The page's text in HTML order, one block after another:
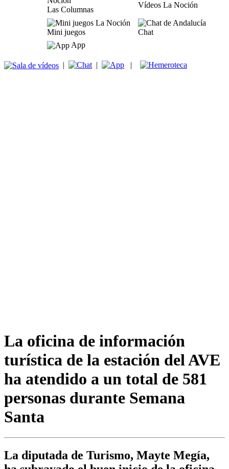
Las Columnas
Vídeos La Noción
Mini juegos
Chat
App
| | |
La oficina de información
turística de la estación del AVE
ha atendido a un total de 581
personas durante Semana
Santa
La diputada de Turismo, Mayte Megía,